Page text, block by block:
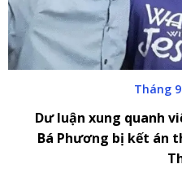
Tháng
Dư luận xung quanh
Bá Phương bị kết án